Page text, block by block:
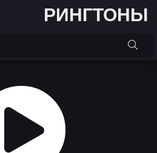
РИНГТОНЫ